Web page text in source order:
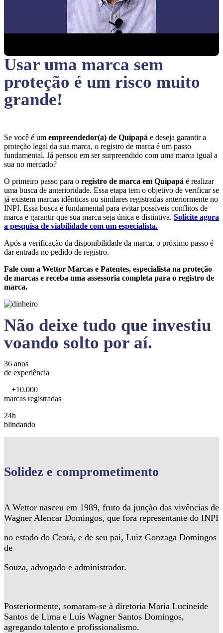
Usar uma marca sem
proteção é um risco muito
grande!
Se você é um empreendedor(a) de Quipapá e deseja garantir a
proteção legal da sua marca, o registro de marca é um passo
fundamental. Já pensou em ser surpreendido com uma marca igual a
sua no mercado?
O primeiro passo para o registro de marca em Quipapá é realizar
uma busca de anterioridade. Essa etapa tem o objetivo de verificar se
já existem marcas idênticas ou similares registradas anteriormente no
INPI. Essa busca é fundamental para evitar possíveis conflitos de
marca e garantir que sua marca seja única e distintiva. Solicite agora
a pesquisa de viabilidade com um especialista.
Após a verificação da disponibilidade da marca, o próximo passo é
dar entrada no pedido de registro.
Fale com a Wettor Marcas e Patentes, especialista na proteção
de marcas e receba uma assessoria completa para o registro de
marca.
Não deixe tudo que investiu
voando solto por aí.
36 anos
de experiência
+10.000
marcas registradas
24h
blindando
Solidez e comprometimento
A Wettor nasceu em 1989, fruto da junção das vivências de
Wagner Alencar Domingos, que fora representante do INPI
no estado do Ceará, e de seu pai, Luiz Gonzaga Domingos
de
Souza, advogado e administrador.
Posteriormente, somaram-se à diretoria Maria Lucineide
Santos de Lima e Luís Wagner Santos Domingos,
agregando talento e profissionalismo.